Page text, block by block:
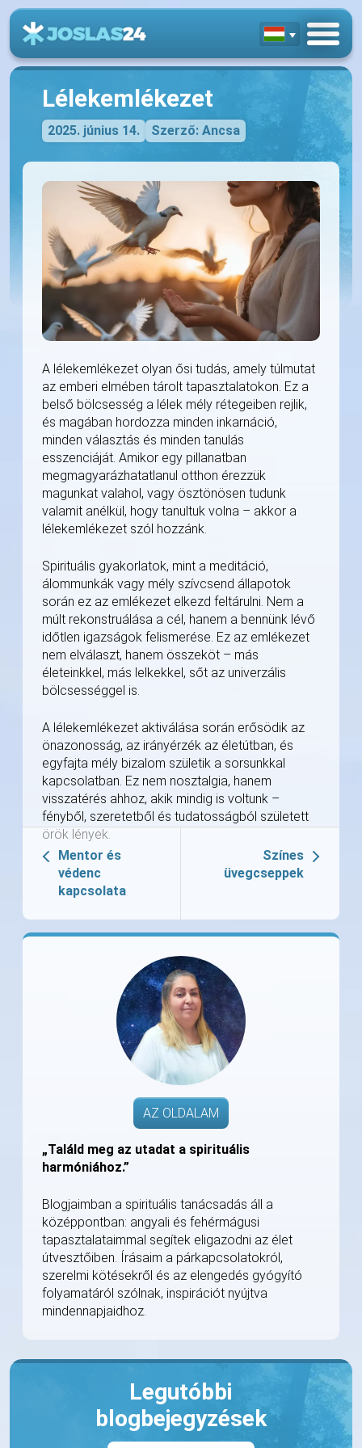
Lélekemlékezet
2025. június 14. Szerző: Ancsa
A lélekemlékezet olyan ősi tudás, amely túlmutat
az emberi elmében tárolt tapasztalatokon. Ez a
belső bölcsesség a lélek mély rétegeiben rejlik,
és magában hordozza minden inkarnáció,
minden választás és minden tanulás
esszenciáját. Amikor egy pillanatban
megmagyarázhatatlanul otthon érezzük
magunkat valahol, vagy ösztönösen tudunk
valamit anélkül, hogy tanultuk volna – akkor a
lélekemlékezet szól hozzánk.
Spirituális gyakorlatok, mint a meditáció,
álommunkák vagy mély szívcsend állapotok
során ez az emlékezet elkezd feltárulni. Nem a
múlt rekonstruálása a cél, hanem a bennünk lévő
időtlen igazságok felismerése. Ez az emlékezet
nem elválaszt, hanem összeköt – más
életeinkkel, más lelkekkel, sőt az univerzális
bölcsességgel is.
A lélekemlékezet aktiválása során erősödik az
önazonosság, az irányérzék az életútban, és
egyfajta mély bizalom születik a sorsunkkal
kapcsolatban. Ez nem nosztalgia, hanem
visszatérés ahhoz, akik mindig is voltunk –
fényből, szeretetből és tudatosságból született
örök lények.
Mentor és
védenc
kapcsolata
Színes
üvegcseppek
AZ OLDALAM
„Találd meg az utadat a spirituális
harmóniához.”
Blogjaimban a spirituális tanácsadás áll a
középpontban: angyali és fehérmágusi
tapasztalataimmal segítek eligazodni az élet
útvesztőiben. Írásaim a párkapcsolatokról,
szerelmi kötésekről és az elengedés gyógyító
folyamatáról szólnak, inspirációt nyújtva
mindennapjaidhoz.
Legutóbbi
blogbejegyzések